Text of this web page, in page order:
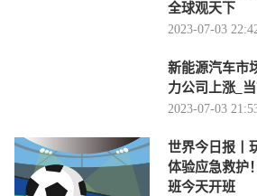
全球观天下
2023-07-03
新能源汽车市
力公司上涨_
2023-07-03
世界今日报丨
体验应急救护
班今天开班